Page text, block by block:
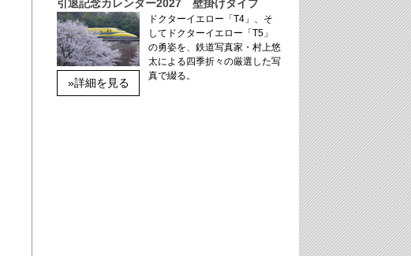
引退記念カレンダー2027 壁掛けタイプ
»詳細を見る
ドクターイエロー「T4」、そ
してドクターイエロー「T5」
の勇姿を、鉄道写真家・村上悠
太による四季折々の厳選した写
真で綴る。